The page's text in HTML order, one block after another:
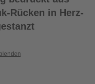
Rücken in Herz-